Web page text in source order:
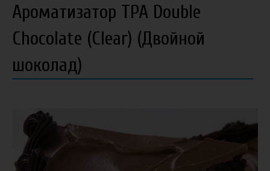
Ароматизатор TPA Double
Chocolate (Clear) (Двойной
шоколад)